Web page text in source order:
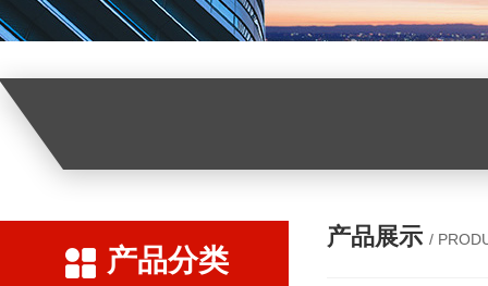
产品分类
产品展示 /